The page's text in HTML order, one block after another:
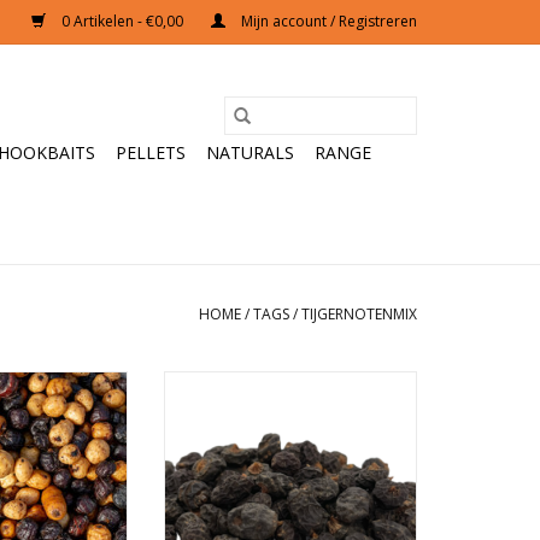
0 Artikelen - €0,00 Mijn account / Registreren
HOOKBAITS PELLETS NATURALS
RANGE
HOME/TAGS/TIJGERNOTENMIX
voor tijdens
scoor je bij
heerlijke
de karpers
WINKELWAGEN
Baitworld. Onze heerlijke partikel
mixen doen de karpers doen
smikkelen!